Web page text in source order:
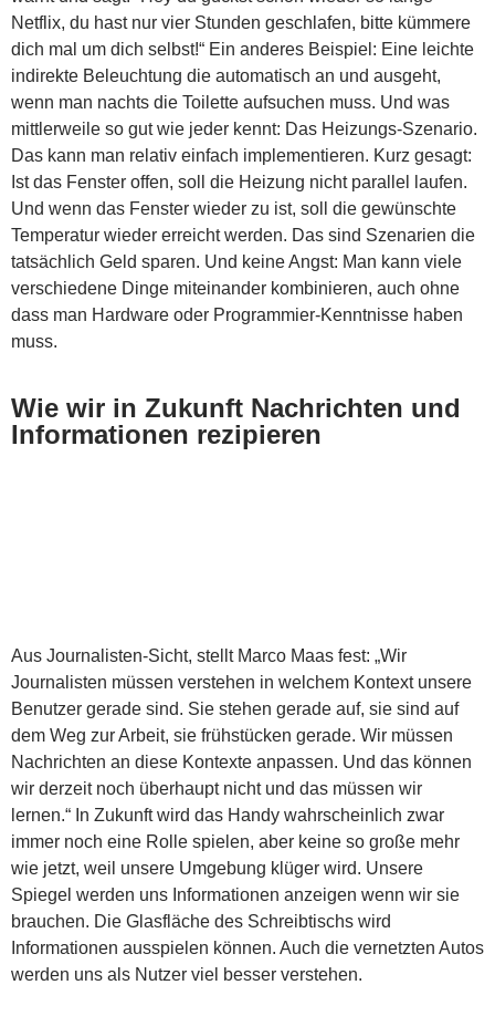
Netflix, du hast nur vier Stunden geschlafen, bitte kümmere
dich mal um dich selbst!“ Ein anderes Beispiel: Eine leichte
indirekte Beleuchtung die automatisch an und ausgeht,
wenn man nachts die Toilette aufsuchen muss. Und was
mittlerweile so gut wie jeder kennt: Das Heizungs-Szenario.
Das kann man relativ einfach implementieren. Kurz gesagt:
Ist das Fenster offen, soll die Heizung nicht parallel laufen.
Und wenn das Fenster wieder zu ist, soll die gewünschte
Temperatur wieder erreicht werden. Das sind Szenarien die
tatsächlich Geld sparen. Und keine Angst: Man kann viele
verschiedene Dinge miteinander kombinieren, auch ohne
dass man Hardware oder Programmier-Kenntnisse haben
muss.
Wie wir in Zukunft Nachrichten und
Informationen rezipieren
Aus Journalisten-Sicht, stellt Marco Maas fest: „Wir
Journalisten müssen verstehen in welchem Kontext unsere
Benutzer gerade sind. Sie stehen gerade auf, sie sind auf
dem Weg zur Arbeit, sie frühstücken gerade. Wir müssen
Nachrichten an diese Kontexte anpassen. Und das können
wir derzeit noch überhaupt nicht und das müssen wir
lernen.“ In Zukunft wird das Handy wahrscheinlich zwar
immer noch eine Rolle spielen, aber keine so große mehr
wie jetzt, weil unsere Umgebung klüger wird. Unsere
Spiegel werden uns Informationen anzeigen wenn wir sie
brauchen. Die Glasfläche des Schreibtischs wird
Informationen ausspielen können. Auch die vernetzten Autos
werden uns als Nutzer viel besser verstehen.